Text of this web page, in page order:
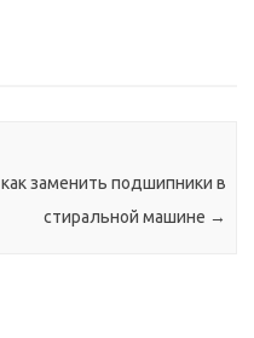
как заменить подшипники в
стиральной машине →